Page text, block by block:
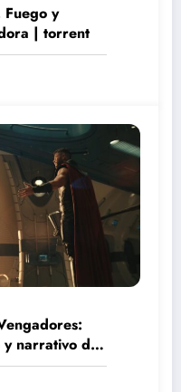
y
| torrent
y narrativo del